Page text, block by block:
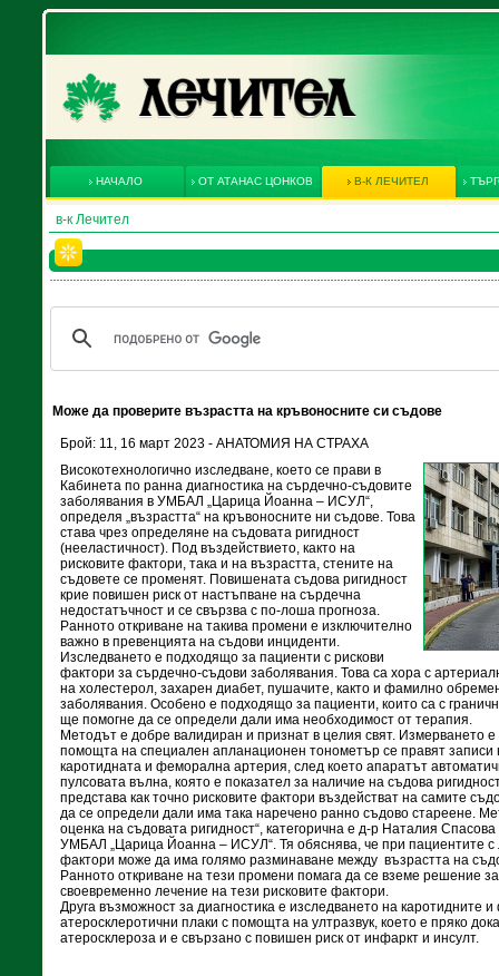
НАЧАЛО ОТ АТАНАС ЦОНКОВ В-К ЛЕЧИТЕЛ
в-к Лечител
Може да проверите възрастта на кръвоносните си съдове
Брой: 11, 16 март 2023 - АНАТОМИЯ НА СТРАХА
Високотехнологично изследване, което се прави в
Кабинета по ранна диагностика на сърдечно-съдовите
заболявания в УМБАЛ „Царица Йоанна – ИСУЛ“,
определя „възрастта“ на кръвоносните ни съдове. Това
става чрез определяне на съдовата ригидност
(нееластичност). Под въздействието, както на
рисковите фактори, така и на възрастта, стените на
съдовете се променят. Повишената съдова ригидност
крие повишен риск от настъпване на сърдечна
недостатъчност и се свързва с по-лоша прогноза.
Ранното откриване на такива промени е изключително
важно в превенцията на съдови инциденти.
Изследването е подходящо за пациенти с рискови
фактори за сърдечно-съдови заболявания. Това са хора с
на холестерол, захарен диабет, пушачите, както и фамилно
заболявания. Особено е подходящо за пациенти, които са с
ще помогне да се определи дали има необходимост от терапия.
Методът е добре валидиран и признат в целия свят. Измерването е
помощта на специален апланационен тонометър се правят записи
каротидната и феморална артерия, след което апаратът
пулсовата вълна, която е показател за наличие на съдова
представа как точно рисковите фактори въздействат на самите
да се определи дали има така наречено ранно съдово стареене.
оценка на съдовата ригидност“, категорична е д-р Наталия
УМБАЛ „Царица Йоанна – ИСУЛ“. Тя обяснява, че при пациентите с
фактори може да има голямо разминаване между възрастта на
Ранното откриване на тези промени помага да се вземе решение
своевременно лечение на тези рисковите фактори.
Друга възможност за диагностика е изследването на каротидните
атеросклеротични плаки с помощта на ултразвук, което е пряко
атеросклероза и е свързано с повишен риск от инфаркт и инсулт.